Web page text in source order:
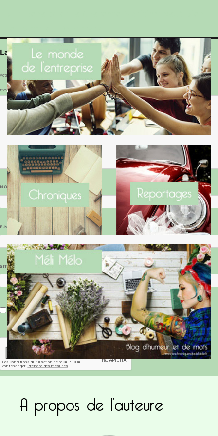
Laisser un commentaire
Votre adresse e-mail ne sera pas publiée. Les champs obligatoires sont indiqués avec*
COMMENTAIRE
NOM
E-MAIL
SITE WEB
Enregistrer mon nom, mon e-mail et mon site dans le navigateur pour mon prochain commentaire.
Ce site utilise Akismet pour réduire les
commentaires sont traitées
A propos de l’auteure